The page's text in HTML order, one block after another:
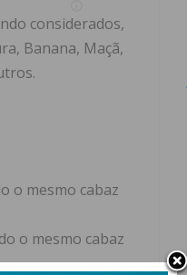
considerados,
Banana, Maçã,
o mesmo cabaz
o mesmo cabaz